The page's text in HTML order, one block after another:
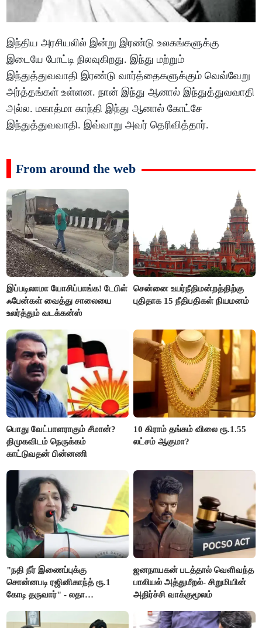
இந்திய அரசியலில் இன்று இரண்டு உலகங்களுக்கு
இடையே போட்டி நிலவுகிறது. இந்து மற்றும்
இந்துத்துவவாதி இரண்டு வார்த்தைகளுக்கும் வெவ்வேறு
அர்த்தங்கள் உள்ளன. நான் இந்து ஆனால் இந்துத்துவவாதி
அல்ல. மகாத்மா காந்தி இந்து ஆனால் கோட்சே
இந்துத்துவவாதி. இவ்வாறு அவர் தெரிவித்தார்.
From around the web
இப்படிலாமா யோசிப்பாங்க! டேபிள்
ஃபேன்கள் வைத்து சாலையை
உலர்த்தும் வடக்கன்ஸ்
சென்னை உயர்நீதிமன்றத்திற்கு
புதிதாக 15 நீதிபதிகள் நியமனம்
பொது வேட்பாளராகும் சீமான்?
திமுகவிடம் நெருக்கம்
காட்டுவதன் பின்னணி
10 கிராம் தங்கம் விலை ரூ.1.55
லட்சம் ஆகுமா?
"நதி நீர் இணைப்புக்கு
சொன்னபடி ரஜினிகாந்த் ரூ.1
கோடி தருவார்" - லதா
ஜனநாயகன் படத்தால் வெளிவந்த
பாலியல் அத்துமீறல்- சிறுமியின்
அதிர்ச்சி வாக்குமூலம்